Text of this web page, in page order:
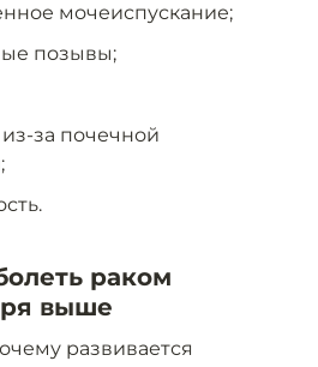
мочеиспускание;
позывы;
за почечной
раком
выше
развивается